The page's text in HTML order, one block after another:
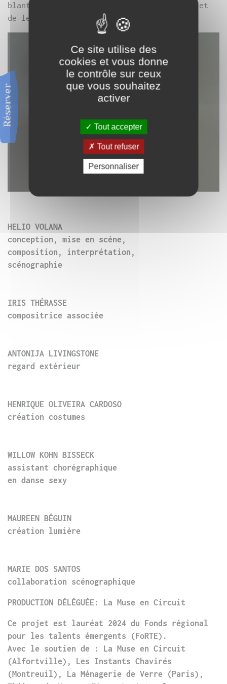
Réserver
blantriarcales – avant de leur dire adieu et
de les transpercer.
HELIO VOLANA
conception, mise en scène,
composition, interprétation,
scénographie
IRIS THÉRASSE
compositrice associée
ANTONIJA LIVINGSTONE
regard extérieur
HENRIQUE OLIVEIRA CARDOSO
création costumes
WILLOW KOHN BISSECK
assistant chorégraphique
en danse sexy
MAUREEN BÉGUIN
création lumière
MARIE DOS SANTOS
collaboration scénographique
PRODUCTION DÉLÉGUÉE: La Muse en Circuit
Ce projet est lauréat 2024 du Fonds régional
pour les talents émergents (FoRTE).
Avec le soutien de : La Muse en Circuit
(Alfortville), Les Instants Chavirés
(Montreuil), La Ménagerie de Verre (Paris),
Ce site utilise des
cookies et vous donne
le contrôle sur ceux
que vous souhaitez
activer
Tout accepter
Tout refuser
Personnaliser